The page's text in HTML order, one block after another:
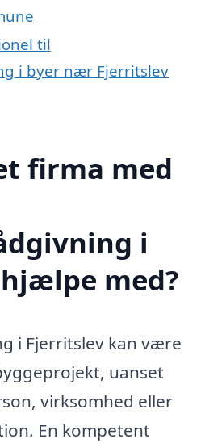
til
i byer nær Fjerritslev
firma med
i
med?
i Fjerritslev kan være
uanset
virksomhed eller
En kompetent